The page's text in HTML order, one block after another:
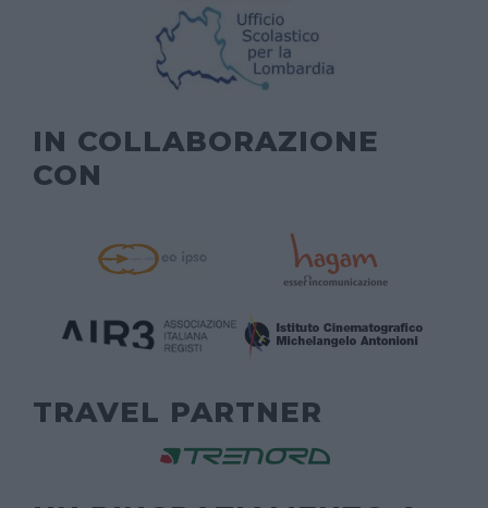
IN COLLABORAZIONE
CON
TRAVEL PARTNER